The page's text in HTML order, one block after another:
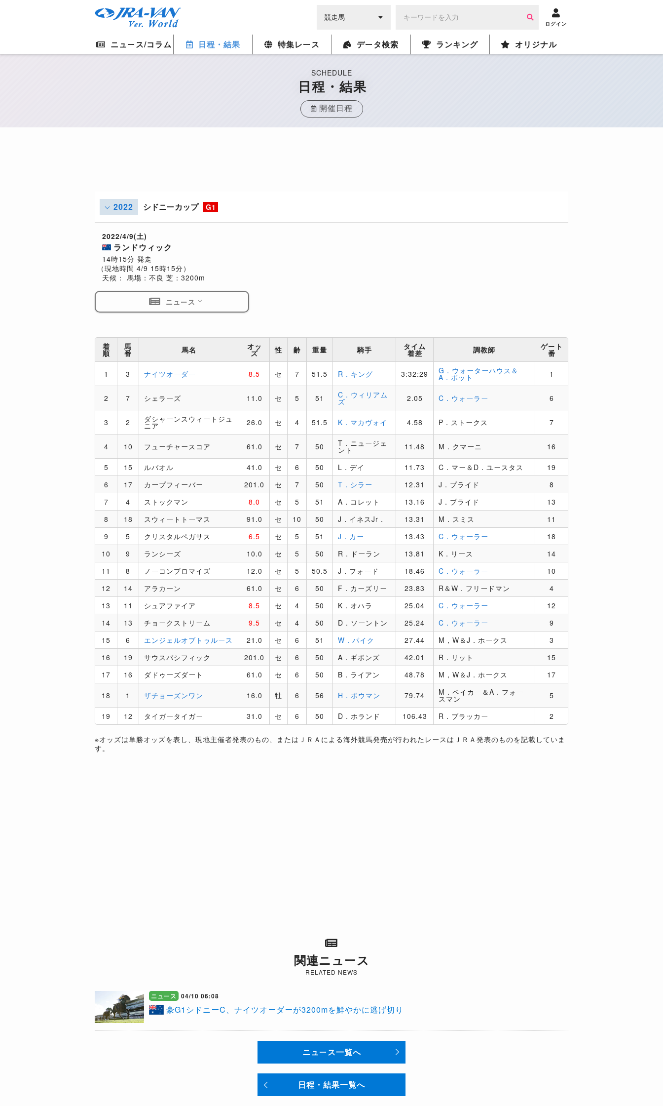
ログイン
ニュース/コラム 日程・結果 特集レース データ検索 ランキング オリジナル
SCHEDULE
日程・結果
開催日程
2022 シドニーカップ G1
2022/4/9(土)
ランドウィック
14時15分 発走
（現地時間 4/9 15時15分）
天候： 馬場：不良 芝：3200m
ニュース
着
順
馬
番 馬名 オッ
ズ 性 齢 重量 騎手 タイム
着差 調教師 ゲート
番
1 3 ナイツオーダー 8.5 セ 7 51.5 R．キング 3:32:29 G．ウォーターハウス＆
A．ボット 1
2 7 シェラーズ 11.0 セ 5 51 C．ウィリアム
ズ 2.05 C．ウォーラー 6
3 2 ダシャーンスウィートジュ
ニア 26.0 セ 4 51.5 K．マカヴォイ 4.58 P．ストークス 7
4 10 フューチャースコア 61.0 セ 7 50 T．ニュージェ
ント 11.48 M．クマーニ 16
5 15 ルバオル 41.0 セ 6 50 L．デイ 11.73 C．マー＆D．ユースタス
19
6
17 カープフィーバー 201.0 セ 7 50 T．シラー 12.31 J．プライド
8
7
4 ストックマン 8.0 セ 5 51 A．コレット 13.16 J．プライド
13
8
18 スウィートトーマス 91.0 セ 10 50 J．イネスJr． 13.31 M．スミス
11
9
5 クリスタルペガサス 6.5 セ 5 51 J．カー 13.43 C．ウォーラー
18
10
9 ランシーズ 10.0 セ 5 50 R．ドーラン 13.81 K．リース
14
11
8 ノーコンプロマイズ 12.0 セ 5 50.5 J．フォード 18.46 C．ウォーラー
10
12
14 アラカーン 61.0 セ 6 50 F．カーズリー 23.83 R＆W．フリードマン
4
13
11 シュアファイア 8.5 セ 4 50 K．オハラ 25.04 C．ウォーラー
12
14
13 チョークストリーム 9.5 セ 4 50 D．ソーントン 25.24 C．ウォーラー
9
15
6 エンジェルオブトゥルース 21.0 セ 6 51 W．パイク 27.44 M，W＆J．ホークス
3
16
19 サウスパシフィック 201.0 セ 6 50 A．ギボンズ 42.01 R．リット
15
17
16 ダドゥーズダート 61.0 セ 6 50 B．ライアン 48.78 M，W＆J．ホークス 17
18 1 ザチョーズンワン 16.0 牡 6 56 H．ボウマン 79.74 M．ベイカー＆A．フォー
スマン 5
19 12 タイガータイガー 31.0 セ 6 50 D．ホランド 106.43 R．ブラッカー 2
※オッズは単勝オッズを表し、現地主催者発表のもの、またはＪＲＡによる海外競馬発売が行われたレースはＪＲＡ発表のものを記載していま
す。
関連ニュース
RELATED NEWS
ニュース 04/10 06:08
豪G1シドニーC、ナイツオーダーが3200mを鮮やかに逃げ切り
ニュース一覧へ
日程・結果一覧へ